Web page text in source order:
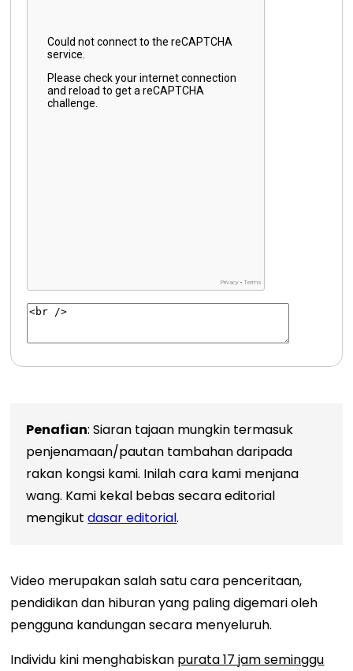
Penafian: Siaran tajaan mungkin termasuk
penjenamaan/pautan tambahan daripada
rakan kongsi kami. Inilah cara kami menjana
wang. Kami kekal bebas secara editorial
mengikutdasar editorial.
Video merupakan salah satu cara penceritaan,
pendidikan dan hiburan yang paling digemari oleh
pengguna kandungan secara menyeluruh.
Individu kini menghabiskan purata 17 jam seminggu